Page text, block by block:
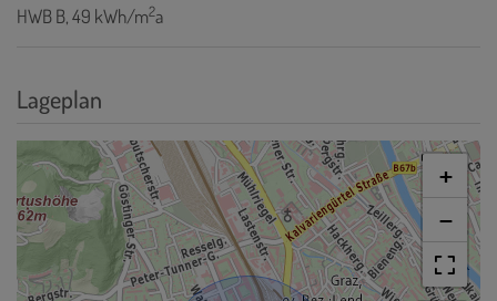
HWBB, 49 kWh/m2a
Lageplan
+
−